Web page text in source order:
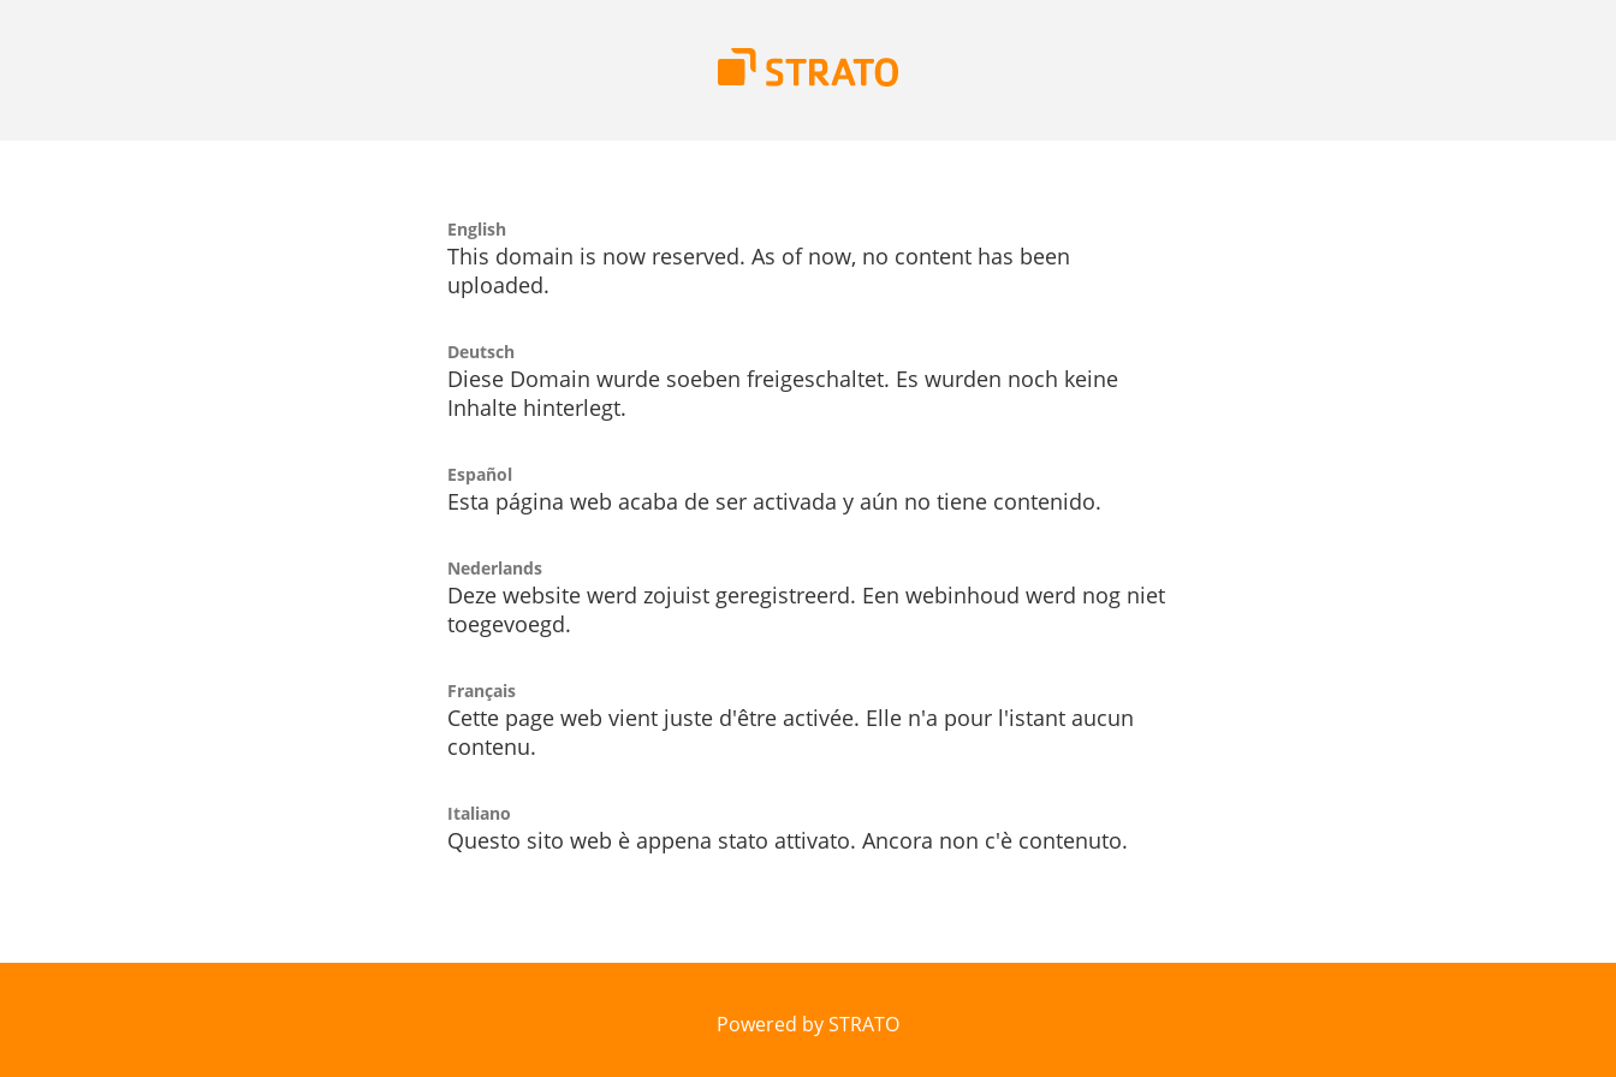
English
This domain is now reserved. As of now, no content has been
uploaded.
Deutsch
Diese Domain wurde soeben freigeschaltet. Es wurden noch keine
Inhalte hinterlegt.
Español
Esta página web acaba de ser activada y aún no tiene contenido.
Nederlands
Deze website werd zojuist geregistreerd. Een webinhoud werd nog niet
toegevoegd.
Français
Cette page web vient juste d'être activée. Elle n'a pour l'istant aucun
contenu.
Italiano
Questo sito web è appena stato attivato. Ancora non c'è contenuto.
Powered by STRATO